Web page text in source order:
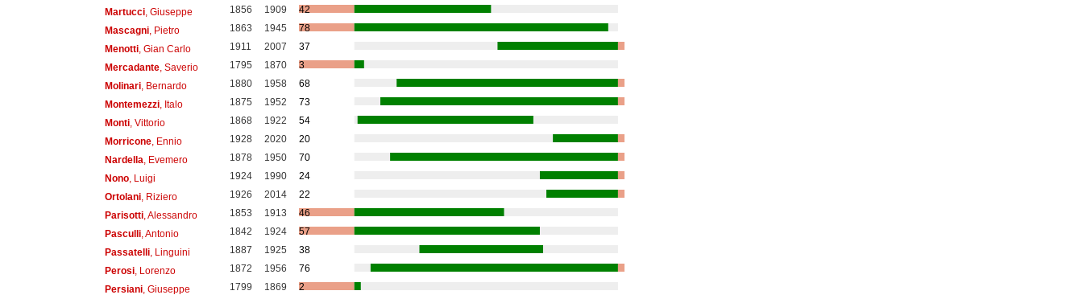
Martucci, Giuseppe 1856 1909
42
Mascagni, Pietro 1863 1945
78
Menotti, Gian Carlo 1911 2007
37
Mercadante, Saverio 1795 1870
3
Molinari, Bernardo 1880 1958
68
Montemezzi, Italo 1875 1952
73
Monti, Vittorio 1868 1922
54
Morricone, Ennio 1928 2020
20
Nardella , Evemero 1878 1950
70
Nono, Luigi 1924 1990
24
Ortolani, Riziero 1926 2014
22
Parisotti, Alessandro 1853 1913
46
Pasculli, Antonio 1842 1924
57
Passatelli, Linguini 1887 1925
38
Perosi, Lorenzo 1872 1956
76
Persiani, Giuseppe 1799 1869
2